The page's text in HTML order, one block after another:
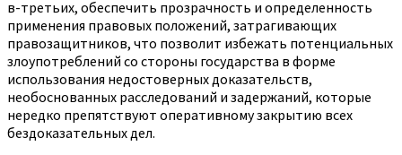
в-третьих, обеспечить прозрачность и определенность
применения правовых положений, затрагивающих
правозащитников, что позволит избежать потенциальных
злоупотреблений со стороны государства в форме
использования недостоверных доказательств,
необоснованных расследований и задержаний, которые
нередко препятствуют оперативному закрытию всех
бездоказательных дел.